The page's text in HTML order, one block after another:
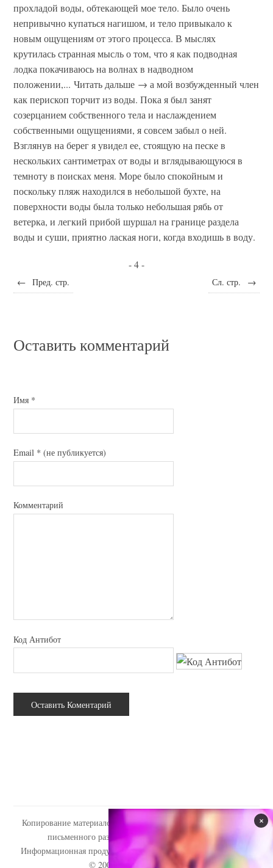
прохладой воды, обтекающей мое тело. Было очень
непривычно купаться нагишом, и тело привыкало к
новым ощущениям от этого процесса. В мыслях
крутилась странная мысль о том, что я как подводная
лодка покачиваюсь на волнах в надводном
положении,... Читать дальше → а мой возбужденный член
как перископ торчит из воды. Пока я был занят
созерцанием собственного тела и наслаждением
собственными ощущениями, я совсем забыл о ней.
Взглянув на берег я увидел ее, стоящую на песке в
нескольких сантиметрах от воды и вглядывающуюся в
темноту в поисках меня. Море было спокойным и
поскольку пляж находился в небольшой бухте, на
поверхности воды была только небольшая рябь от
ветерка, и легкий прибой шуршал на границе раздела
воды и суши, приятно лаская ноги, когда входишь в воду.
- 4 -
← Пред. стр. Сл. стр. →
Оставить комментарий
Имя *
Email * (не публикуется)
Комментарий
Код Антибот
Копирование материалов сайта tabooo.ru допускается только с
письменного разрешения администрации сайта.
Информационная продукция сайта запрещена для детей (18+).
© 2009-2020 «Tabooo.Ru»